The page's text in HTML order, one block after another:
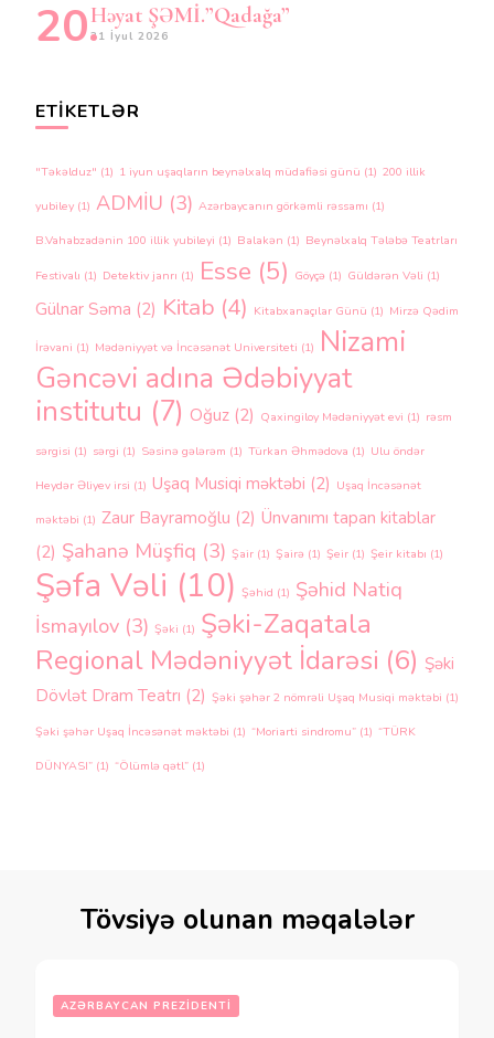
Həyat ŞƏMİ.”Qadağa”
31 İyul 2026
ETIKETLƏR
"Təkəlduz" (1) 1 iyun uşaqların beynəlxalq müdafiəsi günü (1) 200 illik
yubiley (1) ADMİU (3) Azərbaycanın görkəmli rəssamı (1)
B.Vahabzadənin 100 illik yubileyi (1) Balakən (1) Beynəlxalq Tələbə Teatrları
Festivalı (1) Detektiv janrı (1) Esse (5) Göyçə (1) Güldərən Vəli (1)
Gülnar Səma (2) Kitab (4) Kitabxanaçılar Günü (1) Mirzə Qədim
İrəvani (1) Mədəniyyət və İncəsənət Universiteti (1) Nizami
Gəncəvi adına Ədəbiyyat
institutu (7) Oğuz (2) Qaxingiloy Mədəniyyət evi (1) rəsm
sərgisi (1) sərgi (1) Səsinə gələrəm (1) Türkan Əhmədova (1) Ulu öndər
Heydər Əliyev irsi (1) Uşaq Musiqi məktəbi (2) Uşaq İncəsənət
məktəbi (1) Zaur Bayramoğlu (2) Ünvanımı tapan kitablar
(2) Şahanə Müşfiq (3) Şair (1) Şairə (1) Şeir (1) Şeir kitabı (1)
Şəfa Vəli (10) Şəhid (1) Şəhid Natiq
İsmayılov (3) Şəki (1) Şəki-Zaqatala
Regional Mədəniyyət İdarəsi (6) Şəki
Dövlət Dram Teatrı (2) Şəki şəhər 2 nömrəli Uşaq Musiqi məktəbi (1)
Şəki şəhər Uşaq İncəsənət məktəbi (1) “Moriarti sindromu” (1) “TÜRK
DÜNYASI” (1) “Ölümlə qətl” (1)
Tövsiyə olunan məqalələr
AZƏRBAYCAN PREZIDENTI